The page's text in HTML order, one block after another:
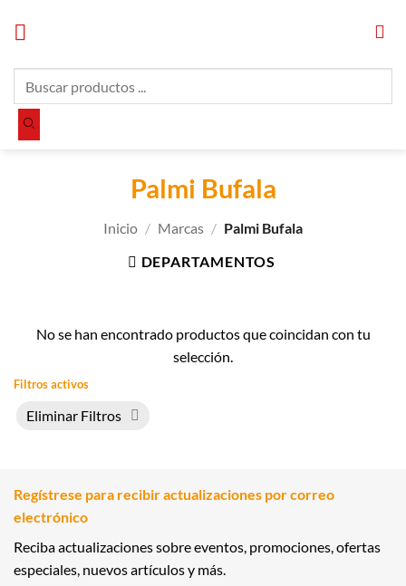
productos
Palmi Bufala
Inicio / Marcas / Palmi Bufala
DEPARTAMENTOS
No se han encontrado productos que coincidan con tu
selección.
Filtros activos
Eliminar Filtros
Regístrese para recibir actualizaciones por correo
electrónico
Reciba actualizaciones sobre eventos, promociones, ofertas
especiales, nuevos artículos y más.